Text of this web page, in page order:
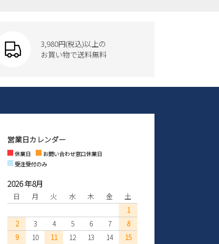
3,980円(税込)以上の
お買い物で送料無料
営業日カレンダー
休業日
お問い合わせ窓口休業日
受注受付のみ
2026 年8月
日 月 火 水 木 金
土
1
2
3 4 5 6 7
8
9
10 11 12 13 14
15